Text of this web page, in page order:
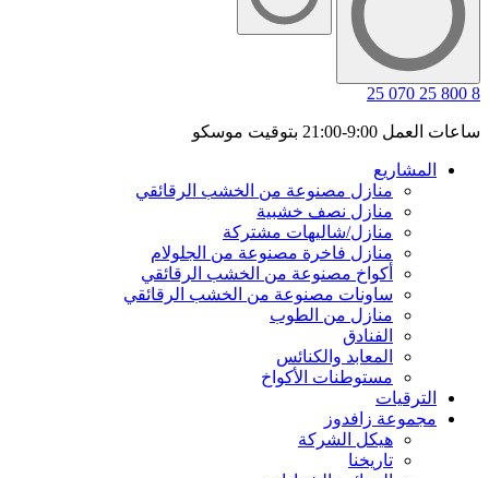
8 800 25 070 25
ساعات العمل 9:00-21:00 بتوقيت موسكو
المشاريع
منازل مصنوعة من الخشب الرقائقي
منازل نصف خشبية
منازل/شاليهات مشتركة
منازل فاخرة مصنوعة من الجلولام
أكواخ مصنوعة من الخشب الرقائقي
ساونات مصنوعة من الخشب الرقائقي
منازل من الطوب
الفنادق
المعابد والكنائس
مستوطنات الأكواخ
الترقيات
مجموعة زافدوز
هيكل الشركة
تاريخنا